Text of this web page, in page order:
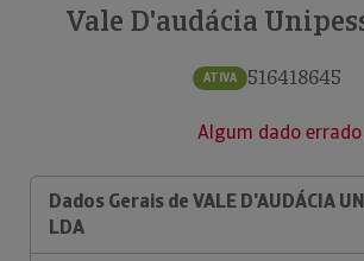
Vale D'audácia
ATIVA 516418645
Algum dado
Dados Gerais de VALE D'AUDÁCIA
LDA